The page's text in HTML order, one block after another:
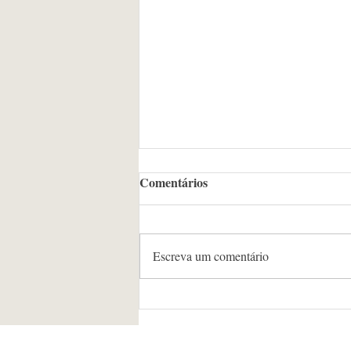
Banda 4&Jazz apresenta
Comentários
Escreva um comentário